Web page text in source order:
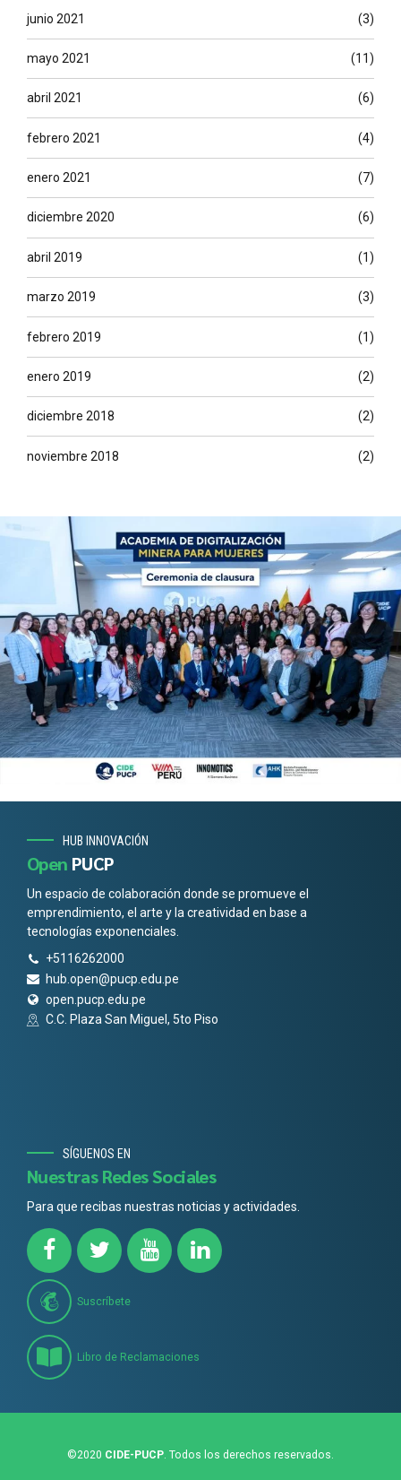
junio 2021 (3)
mayo 2021 (11)
abril 2021 (6)
febrero 2021 (4)
enero 2021 (7)
diciembre 2020 (6)
abril 2019 (1)
marzo 2019 (3)
febrero 2019 (1)
enero 2019 (2)
diciembre 2018 (2)
noviembre 2018 (2)
HUB INNOVACIÓN
Open PUCP
Un espacio de colaboración donde se promueve el
emprendimiento, el arte y la creatividad en base a
tecnologías exponenciales.
+5116262000
hub.open@pucp.edu.pe
open.pucp.edu.pe
C.C. Plaza San Miguel, 5to Piso
SÍGUENOS EN
Nuestras Redes Sociales
Para que recibas nuestras noticias y actividades.
Suscríbete
Libro de Reclamaciones
©2020 CIDE-PUCP. Todos los derechos reservados.